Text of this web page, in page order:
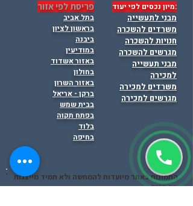
:מיון נכסים לפי יעוד
מבני לתעשייה
משרדים להשכרה
חנויות להשכרה
מגרשים להשכרה
מבני תעשייה
למכירה
משרדים למכירה
מגרשים למכירה
פריסת לפי אזור
בתל אביב
בראשון לציון
ביבנה
במודיעין
באזור אשדוד
בחולון
באזור השרון
ברקן - אריאל
בבית שמש
בפתח תקוה
בלוד
בחיפה
התמונות באתר מיועדות להמחשה ולא תמיד מייצגות
את הנכס .